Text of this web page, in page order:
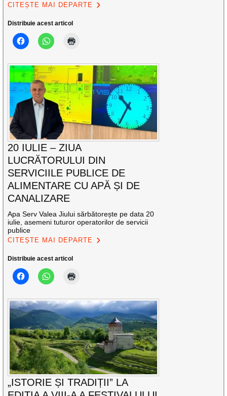
CITEȘTE MAI DEPARTE
Distribuie acest articol
20 IULIE – ZIUA
LUCRĂTORULUI DIN
SERVICIILE PUBLICE DE
ALIMENTARE CU APĂ ȘI DE
CANALIZARE
Apa Serv Valea Jiului sărbătorește pe data 20
iulie, asemeni tuturor operatorilor de servicii
publice
CITEȘTE MAI DEPARTE
Distribuie acest articol
„ISTORIE ȘI TRADIȚII” LA